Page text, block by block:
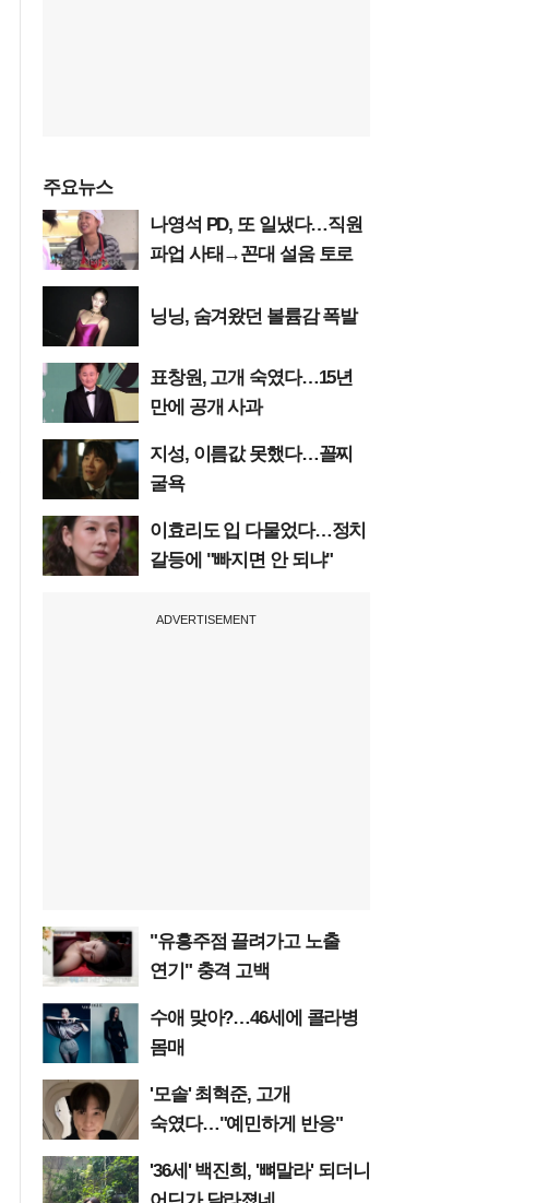
주요뉴스
나영석 PD, 또 일냈다…직원
파업 사태→꼰대 설움 토로
닝닝, 숨겨왔던 볼륨감 폭발
표창원, 고개 숙였다…15년
만에 공개 사과
지성, 이름값 못했다…꼴찌
굴욕
이효리도 입 다물었다…정치
갈등에 "빠지면 안 되냐"
ADVERTISEMENT
"유흥주점 끌려가고 노출
연기" 충격 고백
수애 맞아?…46세에 콜라병
몸매
'모솔' 최혁준, 고개
숙였다…"예민하게 반응"
'36세' 백진희, '뼈말라' 되더니